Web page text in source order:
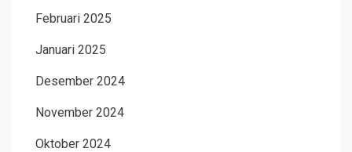
Februari 2025
Januari 2025
Desember 2024
November 2024
Oktober 2024